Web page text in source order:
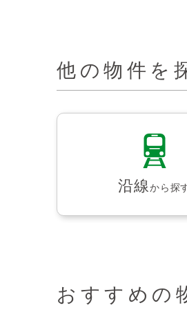
他の物件を
沿線から探
おすすめの